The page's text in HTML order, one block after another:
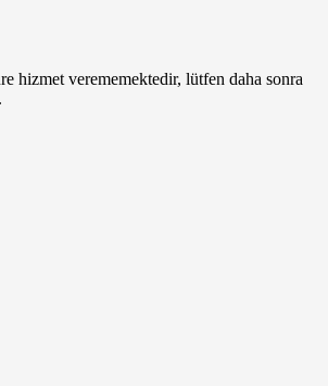
hizmet verememektedir, lütfen daha sonra